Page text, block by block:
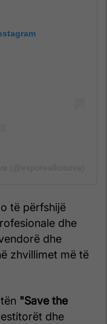
të përfshijë
dhe
dhe
zhvillimet më të
"Save the
dhe